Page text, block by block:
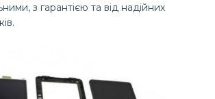
з гарантією та від надійних